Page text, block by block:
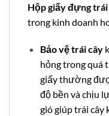
Hộp giấy đựng trái
trong kinh doanh
Bảo vệ trái cây
hỏng trong quá
giấy thường
độ bền và chịu
gió giúp trái cây